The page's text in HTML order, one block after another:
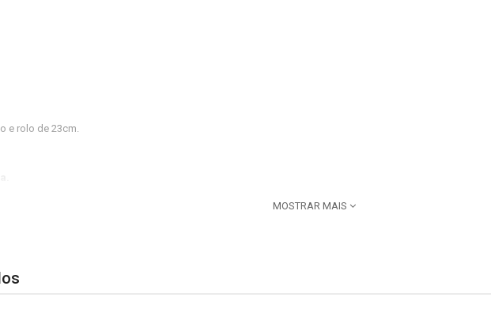
e rolo de 23cm.
MOSTRAR MAIS